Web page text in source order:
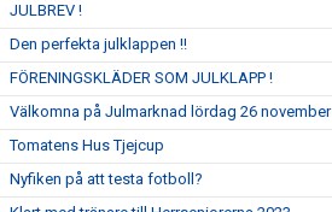
JULBREV !
Den perfekta julklappen !!
FÖRENINGSKLÄDER SOM JULKLAPP !
Välkomna på Julmarknad lördag 26
Tomatens Hus Tjejcup
Nyfiken på att testa fotboll?